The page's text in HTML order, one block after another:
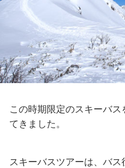
この時期限定のスキーバス
てきました。
スキーバスツアーは、バ